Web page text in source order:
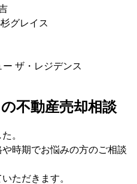
ス元住吉
グレイス
ザ・レジデンス
不動産売却相談
。
時期でお悩みの方のご相談
ただきます。